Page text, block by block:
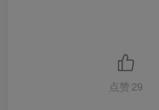
点赞 29